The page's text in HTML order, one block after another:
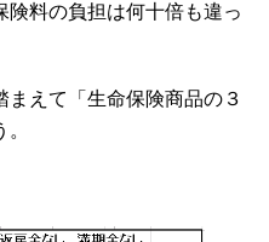
険料の負担は何十倍も違っ
えて「生命保険商品の３